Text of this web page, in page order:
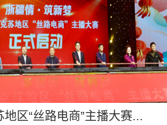
地区“丝路电商”主播大赛...